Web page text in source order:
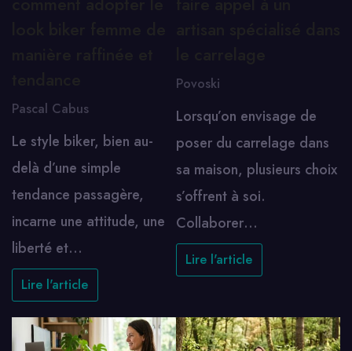
Pascal Cabus
Le style biker, bien au-
delà d’une simple
tendance passagère,
incarne une attitude, une
liberté et…
Lire l'article
Povoski
Lorsqu’on envisage de
poser du carrelage dans
sa maison, plusieurs choix
s’offrent à soi.
Collaborer…
Lire l'article